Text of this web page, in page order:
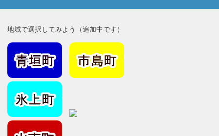
地域で選択してみよう（追加中です）